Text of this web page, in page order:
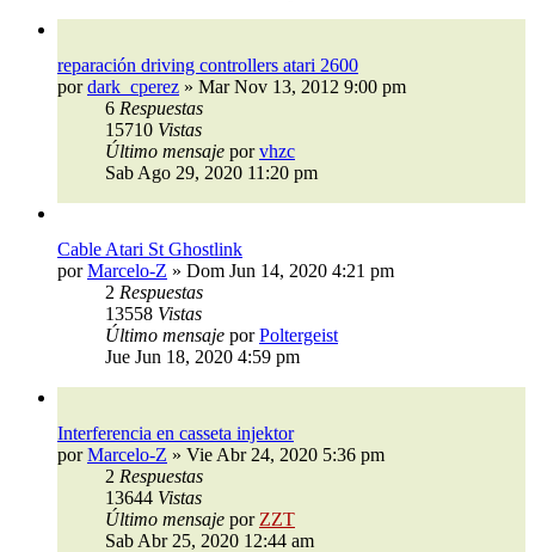
reparación driving controllers atari 2600
pordark_cperez » Mar Nov 13, 2012 9:00 pm
6 Respuestas
15710 Vistas
Último mensaje porvhzc
Sab Ago 29, 2020 11:20 pm
Cable Atari St Ghostlink
porMarcelo-Z » Dom Jun 14, 2020 4:21 pm
2 Respuestas
13558 Vistas
Último mensaje porPoltergeist
Jue Jun 18, 2020 4:59 pm
Interferencia en casseta injektor
porMarcelo-Z » Vie Abr 24, 2020 5:36 pm
2 Respuestas
13644 Vistas
Último mensaje por ZZT
Sab Abr 25, 2020 12:44 am